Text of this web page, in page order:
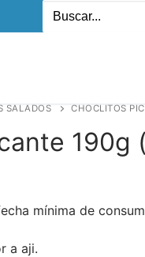
SALADOS CHOCLITOS
190g
mínima de
a aji.